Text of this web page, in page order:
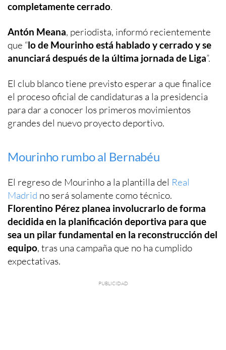
completamente cerrado.
Antón Meana, periodista, informó recientemente
que “lo de Mourinho está hablado y cerrado y se
anunciará después de la última jornada de Liga”.
El club blanco tiene previsto esperar a que finalice
el proceso oficial de candidaturas a la presidencia
para dar a conocer los primeros movimientos
grandes del nuevo proyecto deportivo.
Mourinho rumbo al Bernabéu
El regreso de Mourinho a la plantilla del Real
Madrid no será solamente como técnico.
Florentino Pérez planea involucrarlo de forma
decidida en la planificación deportiva para que
sea un pilar fundamental en la reconstrucción del
equipo, tras una campaña que no ha cumplido
expectativas.